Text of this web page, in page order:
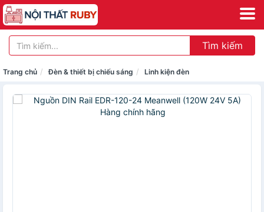
Tìm kiếm
Trang chủ Đèn & thiết bị chiếu sáng Linh kiện đèn